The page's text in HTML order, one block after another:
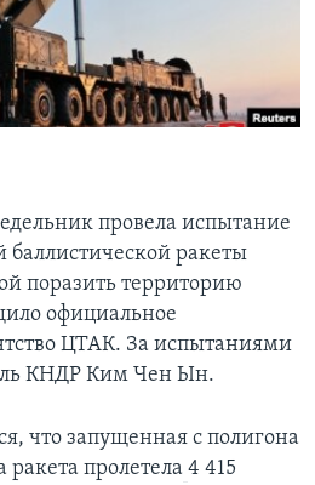
провела испытание
ракеты
поразить территорию
официальное
ЦТАК. За испытаниями
КНДР Ким Чен Ын.
что запущенная с полигона
ракета пролетела 4 415